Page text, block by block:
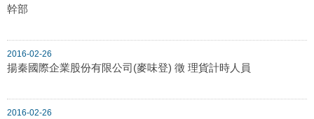
幹部
2016-02-26
揚秦國際企業股份有限公司(麥味登) 徵 理貨計時人員
2016-02-26